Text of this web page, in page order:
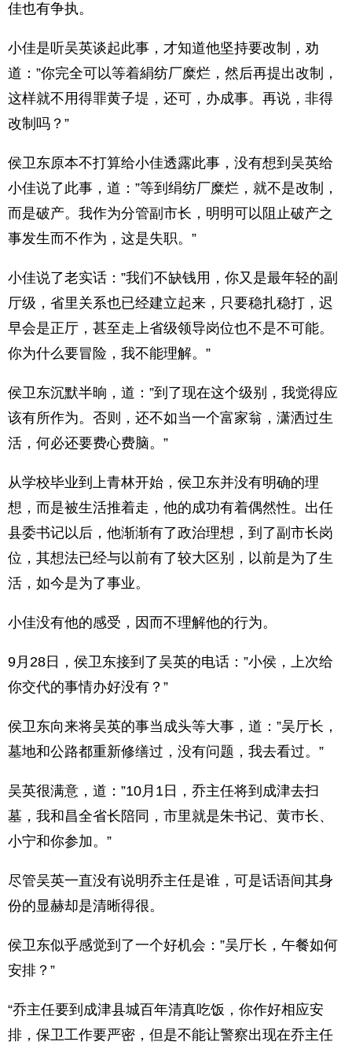
佳也有争执。
小佳是听吴英谈起此事，才知道他坚持要改制，劝
道：”你完全可以等着絹纺厂糜烂，然后再提出改制，
这样就不用得罪黄子堤，还可，办成事。再说，非得
改制吗？”
侯卫东原本不打算给小佳透露此事，没有想到吴英给
小佳说了此事，道：”等到绢纺厂糜烂，就不是改制，
而是破产。我作为分管副市长，明明可以阻止破产之
事发生而不作为，这是失职。”
小佳说了老实话：”我们不缺钱用，你又是最年轻的副
厅级，省里关系也已经建立起来，只要稳扎稳打，迟
早会是正厅，甚至走上省级领导岗位也不是不可能。
你为什么要冒险，我不能理解。”
侯卫东沉默半晌，道：”到了现在这个级别，我觉得应
该有所作为。否则，还不如当一个富家翁，潇洒过生
活，何必还要费心费脑。”
从学校毕业到上青林开始，侯卫东并没有明确的理
想，而是被生活推着走，他的成功有着偶然性。出任
县委书记以后，他渐渐有了政治理想，到了副市长岗
位，其想法已经与以前有了较大区别，以前是为了生
活，如今是为了事业。
小佳没有他的感受，因而不理解他的行为。
9月28日，侯卫东接到了吴英的电话：”小侯，上次给
你交代的事情办好没有？”
侯卫东向来将吴英的事当成头等大事，道：”吴厅长，
墓地和公路都重新修缮过，没有问题，我去看过。”
吴英很满意，道：”10月1日，乔主任将到成津去扫
墓，我和昌全省长陪同，市里就是朱书记、黄巿长、
小宁和你参加。”
尽管吴英一直没有说明乔主任是谁，可是话语间其身
份的显赫却是清晰得很。
侯卫东似乎感觉到了一个好机会：”吴厅长，午餐如何
安排？”
“乔主任要到成津县城百年清真吃饭，你作好相应安
排，保卫工作要严密，但是不能让警察出现在乔主任